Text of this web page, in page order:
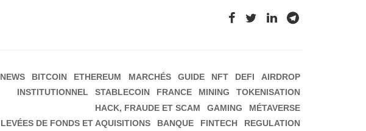
NEWS BITCOIN ETHEREUM MARCHÉS GUIDE NFT DEFI
AIRDROP
INSTITUTIONNEL
STABLECOIN FRANCE MINING
TOKENISATION
HACK, FRAUDE ET SCAM
GAMING
MÉTAVERSE
LEVÉES DE FONDS ET AQUISITIONS
BANQUE FINTECH REGULATION